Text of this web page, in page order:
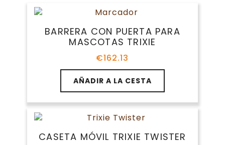
BARRERA CON PUERTA PARA
MASCOTAS TRIXIE
€162.13
AÑADIR A LA CESTA
CASETA MÓVIL TRIXIE TWISTER